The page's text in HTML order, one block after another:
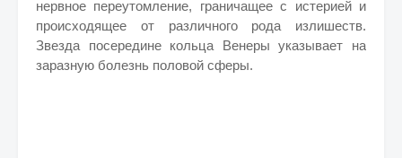
нервное переутомление, граничащее с ис­терией и
происходящее от различного рода изли­шеств.
Звезда посередине кольца Венеры указывает на
заразную болезнь половой сферы.